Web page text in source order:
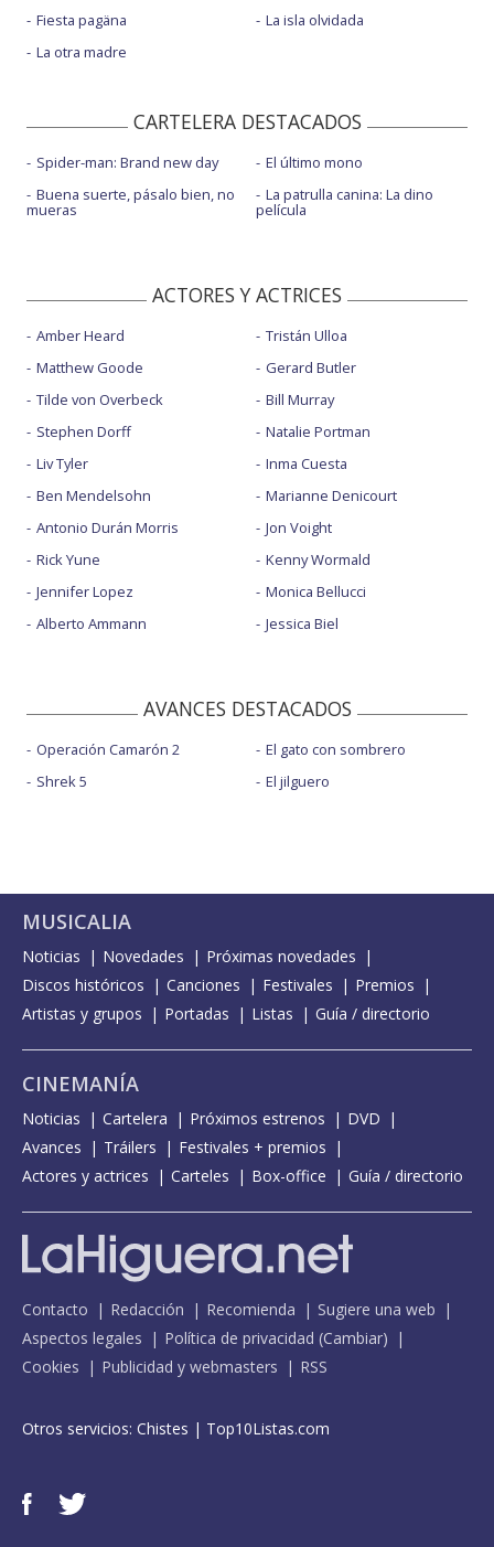
Fiesta pagäna
La otra madre
La isla olvidada
CARTELERA DESTACADOS
Spider-man: Brand new day
Buena suerte, pásalo bien, no
mueras
El último mono
La patrulla canina: La dino
película
ACTORES Y ACTRICES
Amber Heard
Matthew Goode
Tilde von Overbeck
Stephen Dorff
Liv Tyler
Ben Mendelsohn
Antonio Durán Morris
Rick Yune
Jennifer Lopez
Alberto Ammann
Tristán Ulloa
Gerard Butler
Bill Murray
Natalie Portman
Inma Cuesta
Marianne Denicourt
Jon Voight
Kenny Wormald
Monica Bellucci
Jessica Biel
AVANCES DESTACADOS
Operación Camarón 2
Shrek 5
El gato con sombrero
El jilguero
MUSICALIA
Noticias Novedades
Próximas novedades
Discos históricos
Canciones Festivales
Premios
Artistas y grupos
Portadas Listas Guía / directorio
CINEMANÍA
Noticias Cartelera Próximos estrenos
DVD
Avances
Tráilers
Festivales + premios
Actores y actrices
Carteles Box-office Guía / directorio
Contacto Redacción Recomienda
Sugiere una web
Aspectos legales
Política de privacidad (Cambiar)
Cookies
Publicidad y webmasters RSS
Otros servicios: Chistes | Top10Listas.com